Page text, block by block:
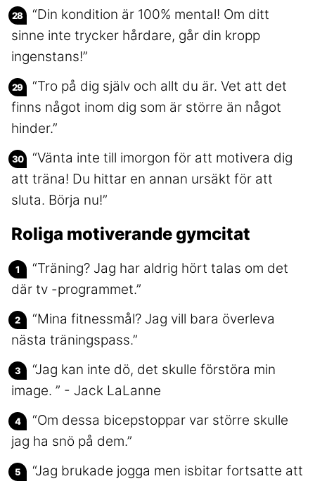
“Din kondition är 100% mental! Om ditt
sinne inte trycker hårdare, går din kropp
ingenstans!”
“Tro på dig själv och allt du är. Vet att det
finns något inom dig som är större än något
hinder.”
“Vänta inte till imorgon för att motivera dig
att träna! Du hittar en annan ursäkt för att
sluta. Börja nu!”
Roliga motiverande gymcitat
“Träning? Jag har aldrig hört talas om det
där tv -programmet.”
“Mina fitnessmål? Jag vill bara överleva
nästa träningspass.”
“Jag kan inte dö, det skulle förstöra min
image. ” - Jack LaLanne
“Om dessa bicepstoppar var större skulle
jag ha snö på dem.”
“Jag brukade jogga men isbitar fortsatte att